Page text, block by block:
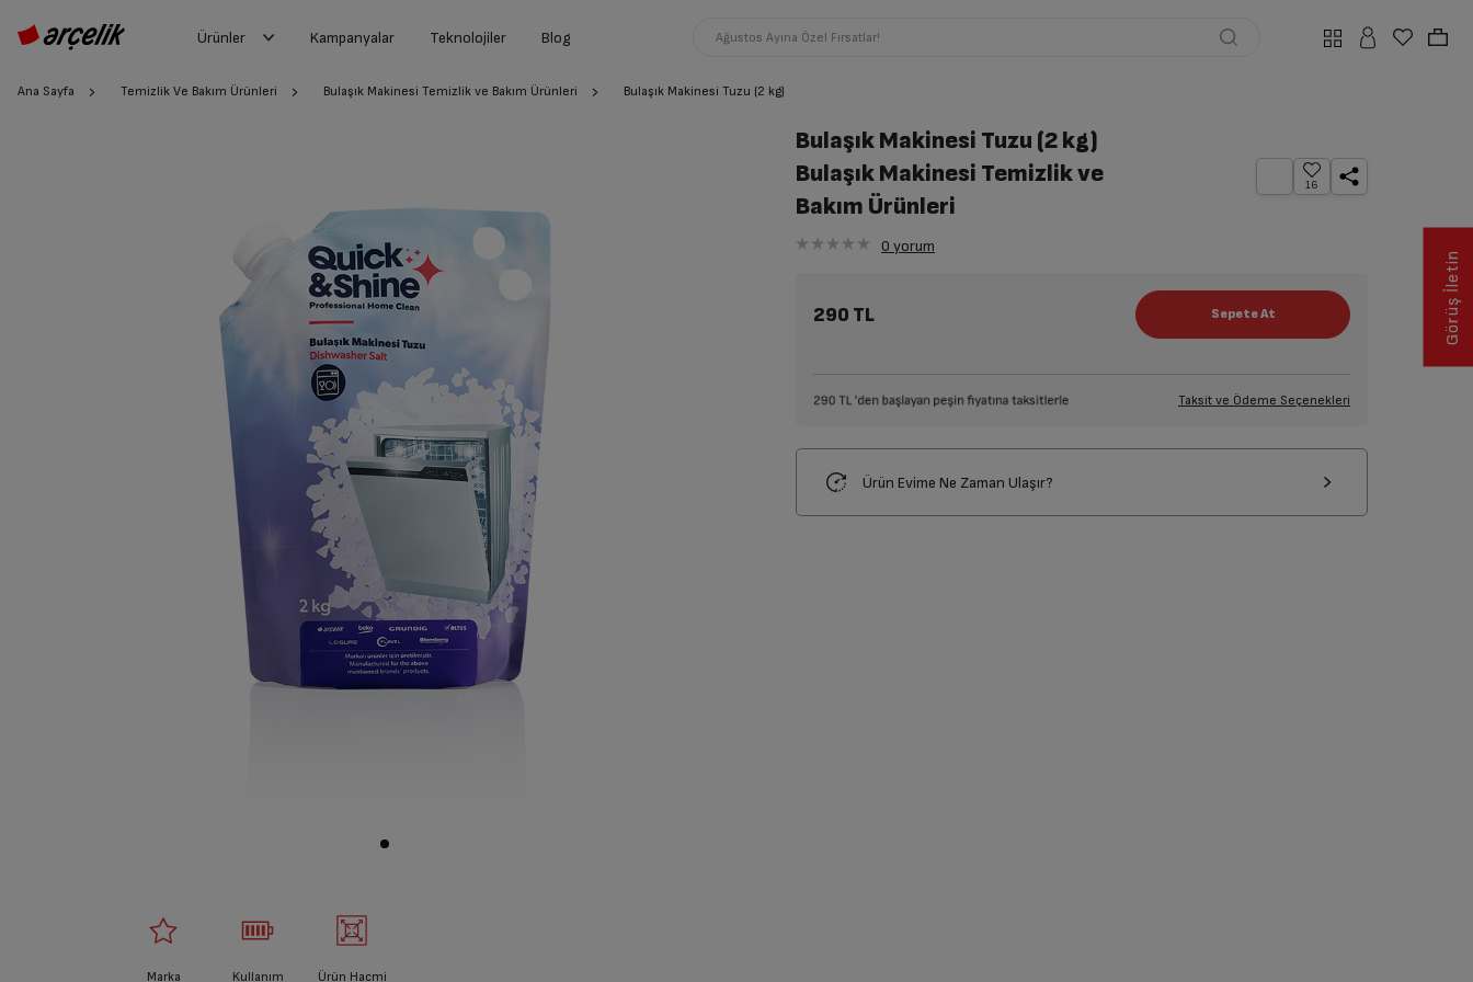
Ürünler Kampanyalar Teknolojiler Blog Ağustos Ayına Özel Fırsatlar!
Ana Sayfa Temizlik Ve Bakım Ürünleri Bulaşık Makinesi Temizlik ve Bakım Ürünleri Bulaşık Makinesi Tuzu (2 kg)
Marka Kullanım Ürün Hacmi
Bulaşık Makinesi Tuzu (2 kg)
Bulaşık Makinesi Temizlik ve
Bakım Ürünleri
16
0 yorum
290 TL
Taksit ve Ödeme Seçenekleri
Ürün Evime Ne Zaman Ulaşır?
Görüş İletin